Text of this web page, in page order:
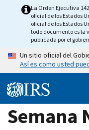
La Orden Ejecutiva
oficial de los Estados
oficial de los Estados
todo documento es la
publicada por el
Un sitio oficial del
Así es como usted
Semana